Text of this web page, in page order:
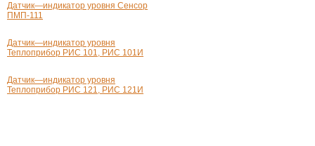
Датчик—индикатор уровня Сенсор
ПМП-111
Датчик—индикатор уровня
Теплоприбор РИС 101, РИС 101И
Датчик—индикатор уровня
Теплоприбор РИС 121, РИС 121И